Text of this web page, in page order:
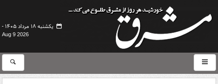
یکشنبه ۱۸ مرداد ۱۴۰۵ -
Aug 9 2026